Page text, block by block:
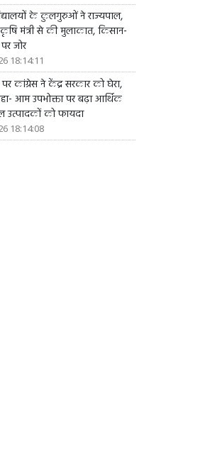
के कुलगुरुओं ने राज्यपाल,
मंत्री से की मुलाकात, किसान-
जोर
18:14:11
कांग्रेस ने केंद्र सरकार को घेरा,
आम उपभोक्ता पर बढ़ा आर्थिक
उत्पादकों को फायदा
18:14:08